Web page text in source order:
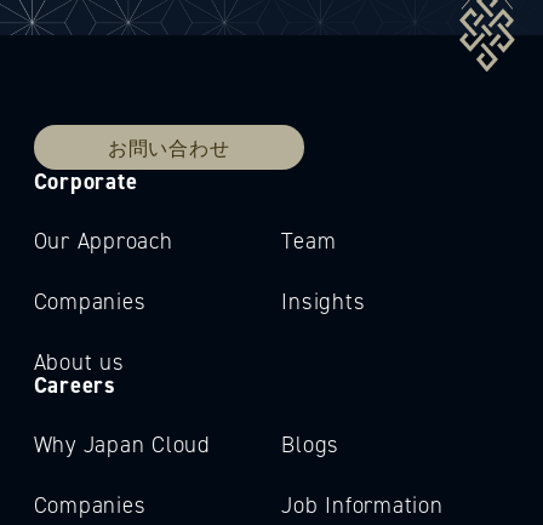
お問い合わせ
Corporate
Our Approach
Companies
About us
Team
Insights
Careers
Why Japan Cloud
Companies
Blogs
Job Information